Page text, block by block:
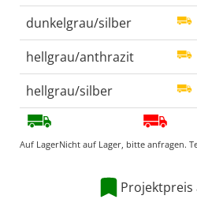
dunkelgrau/silber
hellgrau/anthrazit
hellgrau/silber
Auf LagerNicht auf Lager, bitte anfragen.